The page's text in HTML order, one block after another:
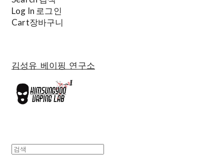
Log In 로그인
Cart장바구니
김성유 베이핑 연구소